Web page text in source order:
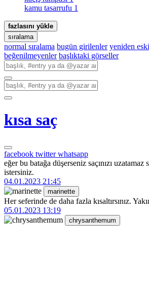
kamu tasarrufu 1
fazlasını yükle
sıralama
normal sıralama bugün girilenler yeniden
beğenilmeyenler başlıktaki görseller
kısa saç
facebook twitterwhatsapp
eğer bu batağa düşerseniz saçınızı
istersiniz.
04.01.2023 21:45
marinette
Her seferinde de daha fazla kısaltırsınız.
05.01.2023 13:19
chrysanthemum